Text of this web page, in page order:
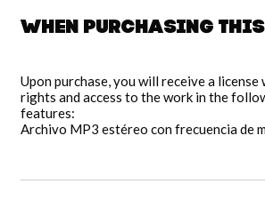
When purchasing
Upon purchase, you will receive a
rights and access to the work in the
features:
Archivo MP3 estéreo con frecuencia de